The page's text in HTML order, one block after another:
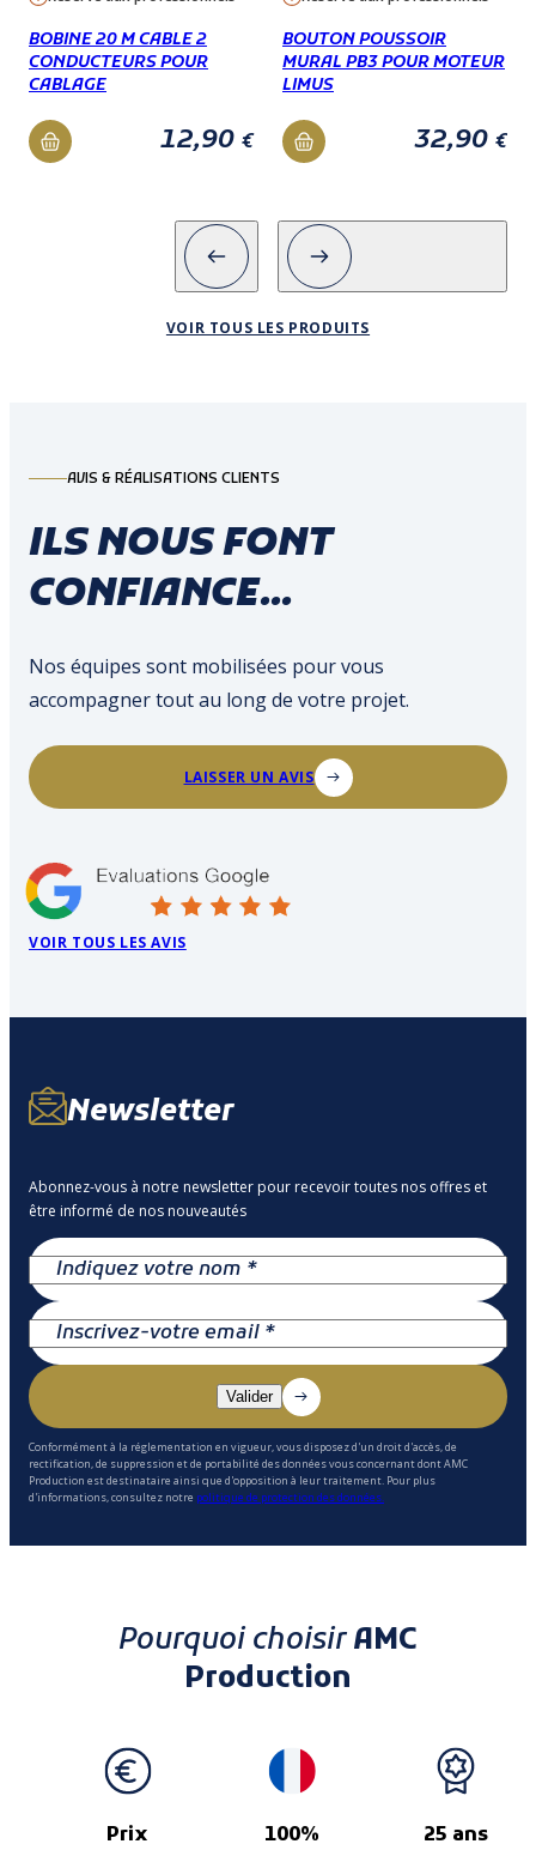
BOBINE 20 M CABLE 2
CONDUCTEURS POUR
CABLAGE
12,90 €
BOUTON POUSSOIR
MURAL PB3 POUR MOTEUR
LIMUS
32,90 €
VOIR TOUS LES PRODUITS
AVIS & RÉALISATIONS CLIENTS
ILS NOUS FONT
CONFIANCE...
Nos équipes sont mobilisées pour vous
accompagner tout au long de votre projet.
LAISSER UN AVIS
VOIR TOUS LES AVIS
Newsletter
Abonnez-vous à notre newsletter pour recevoir toutes nos offres et
être informé de nos nouveautés
Conformément à la réglementation en vigueur, vous disposez d'un droit d'accès, de
rectification, de suppression et de portabilité des données vous concernant dont AMC
Production est destinataire ainsi que d'opposition à leur traitement. Pour plus
d'informations, consultez notre politique de protection des données.
Pourquoi choisirAMC
Production
Prix
100%
25 ans